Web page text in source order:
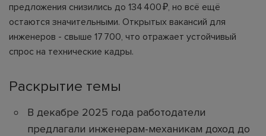
предложения снизились до 134 400 ₽, но всё ещё
остаются значительными. Открытых вакансий для
инженеров - свыше 17 700, что отражает устойчивый
спрос на технические кадры.
Раскрытие темы
В декабре 2025 года работодатели
предлагали инженерам-механикам доход до